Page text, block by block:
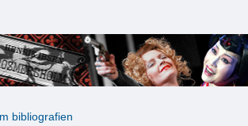
bibliografien